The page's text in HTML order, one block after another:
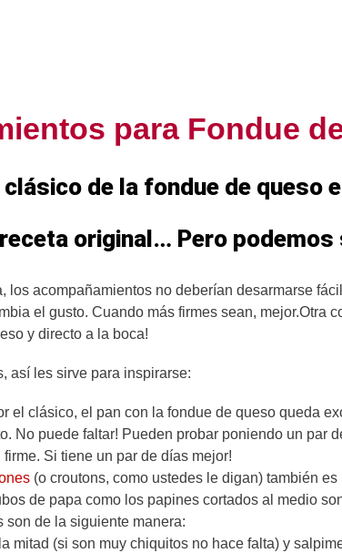
para Fondue
de la fondue de queso
original… Pero
los acompañamientos no deberían desarmarse
el gusto. Cuando más firmes sean, mejor.Otra
y directo a la boca!
así les sirve para inspirarse:
el clásico, el pan con la fondue de queso queda
No puede faltar! Pueden probar poniendo un par
Si tiene un par de días mejor!
(o croutons, como ustedes le digan) también
de papa como los papines cortados al medio
son de la siguiente manera:
mitad (si son muy chiquitos no hace falta) y